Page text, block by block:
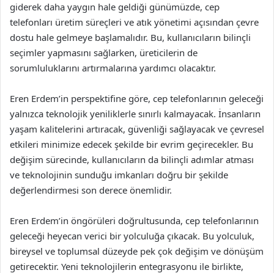
giderek daha yaygın hale geldiği günümüzde, cep
telefonları üretim süreçleri ve atık yönetimi açısından çevre
dostu hale gelmeye başlamalıdır. Bu, kullanıcıların bilinçli
seçimler yapmasını sağlarken, üreticilerin de
sorumluluklarını artırmalarına yardımcı olacaktır.
Eren Erdem’in perspektifine göre, cep telefonlarının geleceği
yalnızca teknolojik yeniliklerle sınırlı kalmayacak. İnsanların
yaşam kalitelerini artıracak, güvenliği sağlayacak ve çevresel
etkileri minimize edecek şekilde bir evrim geçirecekler. Bu
değişim sürecinde, kullanıcıların da bilinçli adımlar atması
ve teknolojinin sunduğu imkanları doğru bir şekilde
değerlendirmesi son derece önemlidir.
Eren Erdem’in öngörüleri doğrultusunda, cep telefonlarının
geleceği heyecan verici bir yolculuğa çıkacak. Bu yolculuk,
bireysel ve toplumsal düzeyde pek çok değişim ve dönüşüm
getirecektir. Yeni teknolojilerin entegrasyonu ile birlikte,